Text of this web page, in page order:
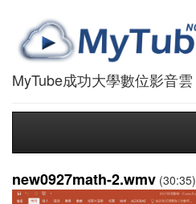
MyTube成功大學數位影音雲
new0927math-2.wmv (30:35)